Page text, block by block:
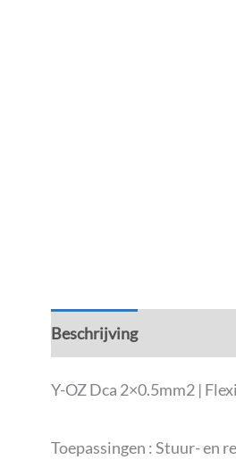
Beschrijving
Y-OZ Dca 2×0.5mm2 |
Toepassingen : Stuur- en